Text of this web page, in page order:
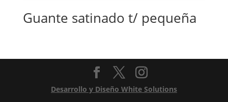
Guante satinado t/ pequeña
Desarrollo y Diseño White Solutions